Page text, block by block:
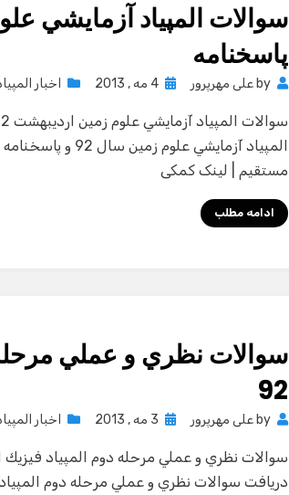
پاسخنامه
by علی مهرپرور
Posted
4 مه , 2013 اخبار
المپياد آزمايشي
مستقیم | لینک کمکی
ادامه مطلب
سوالات نظري و عملي
92
by علی مهرپرور
Posted
3 مه , 2013 اخبار